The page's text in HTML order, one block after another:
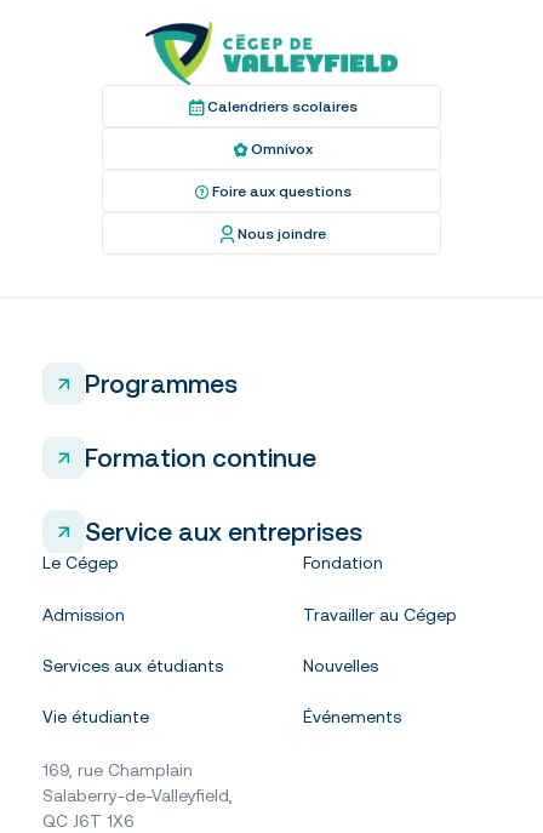
Calendriers scolaires
Omnivox
Foire aux questions
Nous joindre
Programmes
Formation continue
Service aux entreprises
Le Cégep
Admission
Services aux étudiants
Vie étudiante
Fondation
Travailler au Cégep
Nouvelles
Événements
169, rue Champlain
Salaberry-de-Valleyfield,
QC J6T 1X6